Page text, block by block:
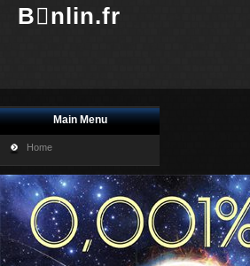
Bnlin.fr
Main Menu
Home